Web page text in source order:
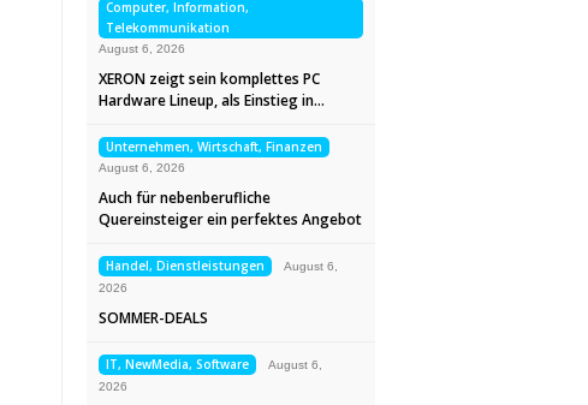
Computer, Information,
Telekommunikation
August 6, 2026
XERON zeigt sein komplettes PC
Hardware Lineup, als Einstieg in…
Unternehmen, Wirtschaft, Finanzen
August 6, 2026
Auch für nebenberufliche
Quereinsteiger ein perfektes Angebot
Handel, Dienstleistungen
August 6,
2026
SOMMER-DEALS
IT, NewMedia, Software
August 6,
2026